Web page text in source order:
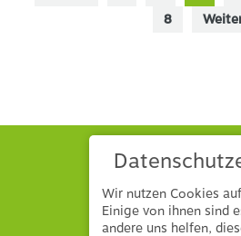
8
Hönle GmbH &
Wir nutzen Cookies
Einige von ihnen sind
andere uns helfen,